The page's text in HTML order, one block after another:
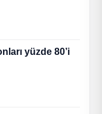
yüzde 80’i